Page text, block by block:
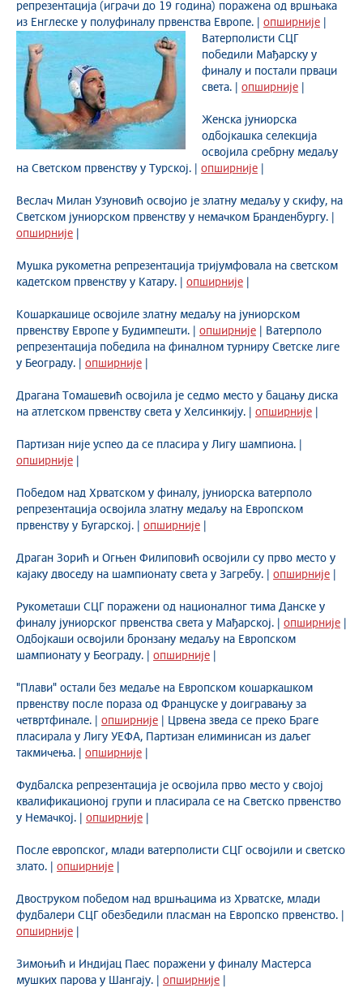
репрезентација (играчи до 19 година) поражена од вршњака
из Енглеске у полуфиналу првенства Европе. | опширније
Ватерполисти СЦГ
победили Мађарску у
финалу и постали прваци
света. | опширније
Женска јуниорска
одбојкашка селекција
освојила сребрну медаљу
на Светском првенству у Турској. | опширније
Веслач Милан Узуновић освојио је златну медаљу у скифу, на
Светском јуниорском првенству у немачком Бранденбургу. |
опширније
Мушка рукометна репрезентација тријумфовала на светском
кадетском првенству у Катару. | опширније
Кошаркашице освојиле златну медаљу на јуниорском
првенству Европе у Будимпешти. | опширније | Ватерполо
репрезентација победила на финалном турниру Светске лиге
у Београду. | опширније
Драгана Томашевић освојила је седмо место у бацању диска
на атлетском првенству света у Хелсинкију. | опширније
Партизан није успео да се пласира у Лигу шампиона. |
опширније
Победом над Хрватском у финалу, јуниорска ватерполо
репрезентација освојила златну медаљу на Европском
првенству у Бугарској. | опширније
Драган Зорић и Огњен Филиповић освојили су прво место у
кајаку двоседу на шампионату света у Загребу. | опширније
Рукометаши СЦГ поражени од националног тима Данске у
финалу јуниорског првенства света у Мађарској. | опширније
Одбојкаши освојили бронзану медаљу на Европском
шампионату у Београду. | опширније
"Плави" остали без медаље на Европском кошаркашком
првенству после пораза од Француске у доигравању за
четвртфинале. | опширније | Црвена зведа се преко Браге
пласирала у Лигу УЕФА, Партизан елиминисан из даљег
такмичења. | опширније
Фудбалска репрезентација је освојила прво место у својој
квалификационој групи и пласирала се на Светско првенство
у Немачкој. | опширније
После европског, млади ватерполисти СЦГ освојили и светско
злато. | опширније
Двоструком победом над вршњацима из Хрватске, млади
фудбалери СЦГ обезбедили пласман на Европско првенство. |
опширније
Зимоњић и Индијац Паес поражени у финалу Мастерса
мушких парова у Шангају. | опширније